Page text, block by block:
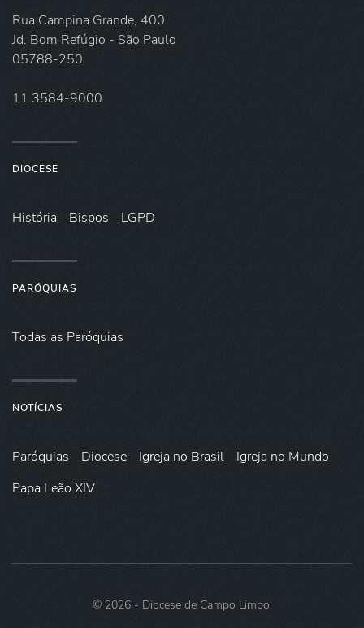
Rua Campina Grande, 400
Jd. Bom Refúgio - São Paulo
05788-250
11 3584-9000
DIOCESE
História Bispos LGPD
PARÓQUIAS
Todas as Paróquias
NOTÍCIAS
Paróquias Diocese Igreja no Brasil
Igreja no Mundo
Papa Leão XIV
© 2026- Diocese de Campo Limpo.